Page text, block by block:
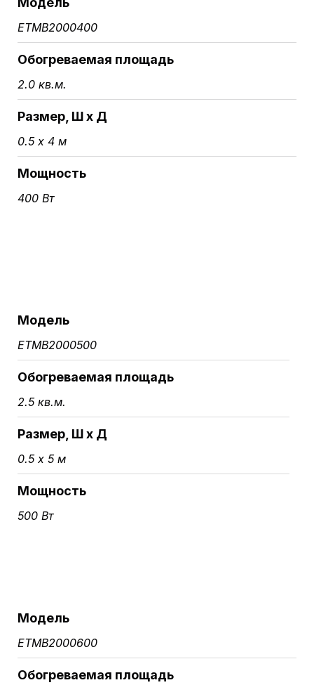
ETMB2000400
Обогреваемая площадь
2.0 кв.м.
Размер, Ш х Д
0.5 х 4 м
Мощность
400 Вт
Модель
ETMB2000500
Обогреваемая площадь
2.5 кв.м.
Размер, Ш х Д
0.5 х 5 м
Мощность
500 Вт
Модель
ETMB2000600
Обогреваемая площадь